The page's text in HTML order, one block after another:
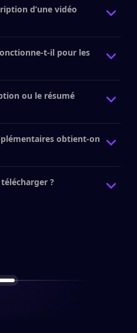
d’une vidéo
t-il pour les
ou le résumé
obtient-on
?